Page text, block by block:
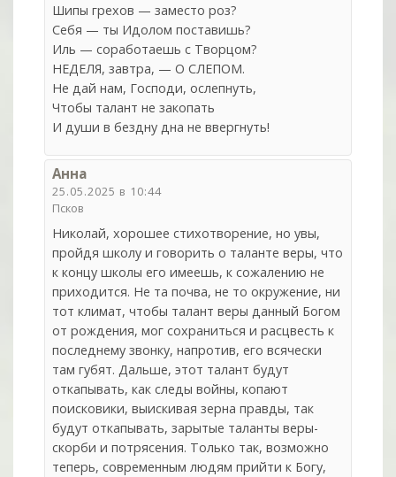
Шипы грехов — заместо роз?
Себя — ты Идолом поставишь?
Иль — соработаешь с Творцом?
НЕДЕЛЯ, завтра, — О СЛЕПОМ.
Не дай нам, Господи, ослепнуть,
Чтобы талант не закопать
И души в бездну дна не ввергнуть!
Анна
25.05.2025 в 10:44
Псков
Николай, хорошее стихотворение, но увы,
пройдя школу и говорить о таланте веры, что
к концу школы его имеешь, к сожалению не
приходится. Не та почва, не то окружение, ни
тот климат, чтобы талант веры данный Богом
от рождения, мог сохраниться и расцвесть к
последнему звонку, напротив, его всячески
там губят. Дальше, этот талант будут
откапывать, как следы войны, копают
поисковики, выискивая зерна правды, так
будут откапывать, зарытые таланты веры-
скорби и потрясения. Только так, возможно
теперь, современным людям прийти к Богу,